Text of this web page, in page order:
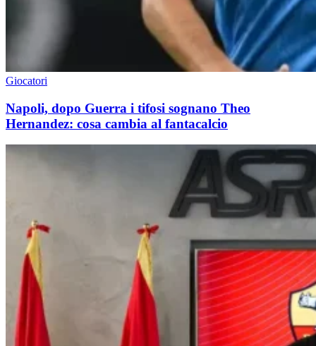
Giocatori
Napoli, dopo Guerra i tifosi sognano Theo
Hernandez: cosa cambia al fantacalcio